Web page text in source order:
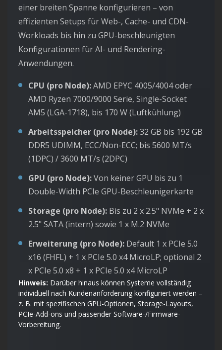
einer breiten Spanne konfigurieren – von
effizienten Setups für Web-, Cache- und CDN-
Workloads bis hin zu GPU-beschleunigten
Konfigurationen für AI- und Rendering-
Anwendungen.
CPU (pro Node):AMD EPYC 4005/4004 oder
AMD Ryzen 7000/9000 Serie, Single-Socket
AM5 (LGA-1718), bis 170 W (Luftkühlung)
Arbeitsspeicher (pro Node):32 GB bis 192 GB
DDR5 UDIMM, ECC/Non-ECC; bis 5600 MT/s
(1DPC) / 3600 MT/s (2DPC)
GPU (pro Node):Von keiner GPU bis zu 1
Double-Width PCIe GPU-Beschleunigerkarte
Storage (pro Node): Bis zu 2 x 2.5" NVMe + 2 x
2.5" SATA (intern) sowie 1 x M.2 NVMe
Erweiterung (pro Node): Default 1 x PCIe 5.0
x16 (FHFL) + 1 x PCIe 5.0 x4 MicroLP; optional 2
x PCIe 5.0 x8 + 1 x PCIe 5.0 x4 MicroLP
Hinweis: Darüber hinaus können Systeme vollständig
individuell nach Kundenanforderung konfiguriert werden –
z. B. mit spezifischen GPU-Optionen, Storage-Layouts,
PCIe-Add-ons und passender Software-/Firmware-
Vorbereitung.